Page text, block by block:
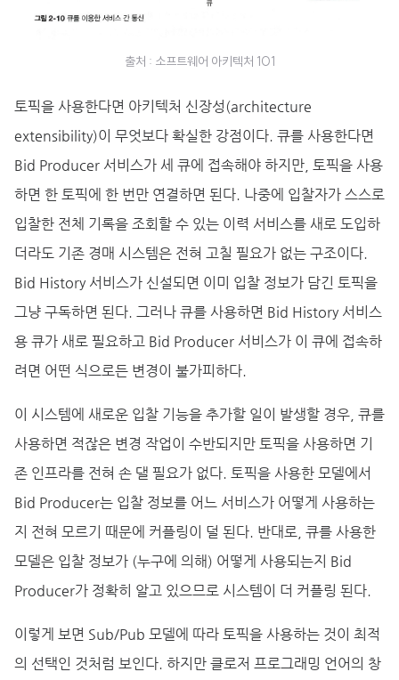
출처 : 소프트웨어 아키텍처 101
토픽을 사용한다면 아키텍처 신장성(architecture
extensibility)이 무엇보다 확실한 강점이다. 큐를 사용한다면
Bid Producer 서비스가 세 큐에 접속해야 하지만, 토픽을 사용
하면 한 토픽에 한 번만 연결하면 된다. 나중에 입찰자가 스스로
입찰한 전체 기록을 조회할 수 있는 이력 서비스를 새로 도입하
더라도 기존 경매 시스템은 전혀 고칠 필요가 없는 구조이다.
Bid History 서비스가 신설되면 이미 입찰 정보가 담긴 토픽을
그냥 구독하면 된다. 그러나 큐를 사용하면 Bid History 서비스
용 큐가 새로 필요하고 Bid Producer 서비스가 이 큐에 접속하
려면 어떤 식으로든 변경이 불가피하다.
이 시스템에 새로운 입찰 기능을 추가할 일이 발생할 경우, 큐를
사용하면 적잖은 변경 작업이 수반되지만 토픽을 사용하면 기
존 인프라를 전혀 손 댈 필요가 없다. 토픽을 사용한 모델에서
Bid Producer는 입찰 정보를 어느 서비스가 어떻게 사용하는
지 전혀 모르기 때문에 커플링이 덜 된다. 반대로, 큐를 사용한
모델은 입찰 정보가 (누구에 의해) 어떻게 사용되는지 Bid
Producer가 정확히 알고 있으므로 시스템이 더 커플링 된다.
이렇게 보면 Sub/Pub 모델에 따라 토픽을 사용하는 것이 최적
의 선택인 것처럼 보인다. 하지만 클로저 프로그래밍 언어의 창